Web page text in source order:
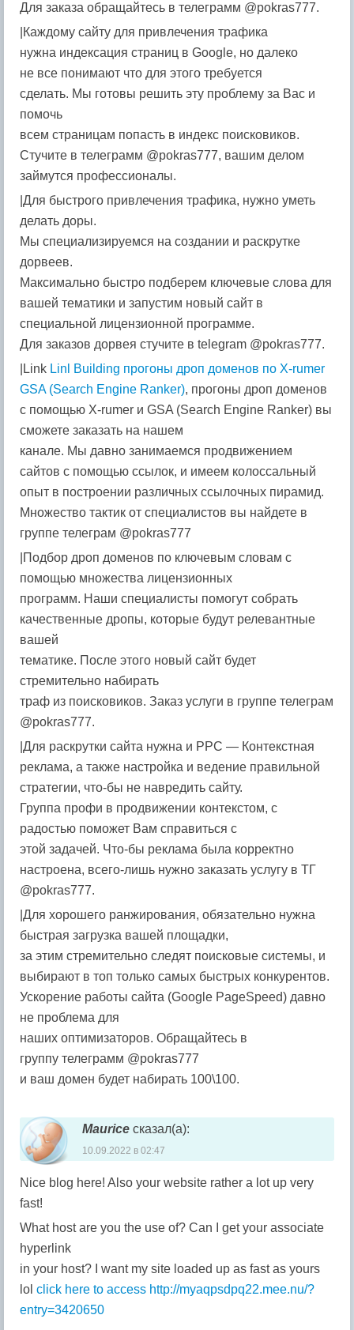
Для заказа обращайтесь в телеграмм @pokras777.
|Каждому сайту для привлечения трафика
нужна индексация страниц в Google, но далеко
не все понимают что для этого требуется
сделать. Мы готовы решить эту проблему за Вас и
помочь
всем страницам попасть в индекс поисковиков.
Стучите в телеграмм @pokras777, вашим делом
займутся профессионалы.
|Для быстрого привлечения трафика, нужно уметь
делать доры.
Мы специализируемся на создании и раскрутке
дорвеев.
Максимально быстро подберем ключевые слова для
вашей тематики и запустим новый сайт в
специальной лицензионной программе.
Для заказов дорвея стучите в telegram @pokras777.
|Link Linl Building прогоны дроп доменов по X-rumer
GSA (Search Engine Ranker), прогоны дроп доменов
с помощью X-rumer и GSA (Search Engine Ranker) вы
сможете заказать на нашем
канале. Мы давно занимаемся продвижением
сайтов с помощью ссылок, и имеем колоссальный
опыт в построении различных ссылочных пирамид.
Множество тактик от специалистов вы найдете в
группе телеграм @pokras777
|Подбор дроп доменов по ключевым словам с
помощью множества лицензионных
программ. Наши специалисты помогут собрать
качественные дропы, которые будут релевантные
вашей
тематике. После этого новый сайт будет
стремительно набирать
траф из поисковиков. Заказ услуги в группе телеграм
@pokras777.
|Для раскрутки сайта нужна и PPC — Контекстная
реклама, а также настройка и ведение правильной
стратегии, что-бы не навредить сайту.
Группа профи в продвижении контекстом, с
радостью поможет Вам справиться с
этой задачей. Что-бы реклама была корректно
настроена, всего-лишь нужно заказать услугу в ТГ
@pokras777.
|Для хорошего ранжирования, обязательно нужна
быстрая загрузка вашей площадки,
за этим стремительно следят поисковые системы, и
выбирают в топ только самых быстрых конкурентов.
Ускорение работы сайта (Google PageSpeed) давно
не проблема для
наших оптимизаторов. Обращайтесь в
группу телеграмм @pokras777
и ваш домен будет набирать 100\100.
Maurice сказал(а):
10.09.2022 в 02:47
Nice blog here! Also your website rather a lot up very
fast!
What host are you the use of? Can I get your associate
hyperlink
in your host? I want my site loaded up as fast as yours
lol click here to access http://myaqpsdpq22.mee.nu/?
entry=3420650